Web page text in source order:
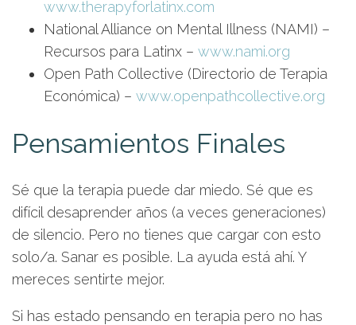
www.therapyforlatinx.com
National Alliance on Mental Illness (NAMI) –
Recursos para Latinx – www.nami.org
Open Path Collective (Directorio de Terapia
Económica) – www.openpathcollective.org
Pensamientos Finales
Sé que la terapia puede dar miedo. Sé que es
difícil desaprender años (a veces generaciones)
de silencio. Pero no tienes que cargar con esto
solo/a. Sanar es posible. La ayuda está ahí. Y
mereces sentirte mejor.
Si has estado pensando en terapia pero no has